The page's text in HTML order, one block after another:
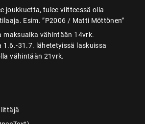
joukkuetta, tulee viitteessä olla
Esim. ”P2006 / Matti Möttönen”
maksuaika vähintään 14vrk.
1.6.-31.7. lähetetyissä laskuissa
vähintään 21vrk.